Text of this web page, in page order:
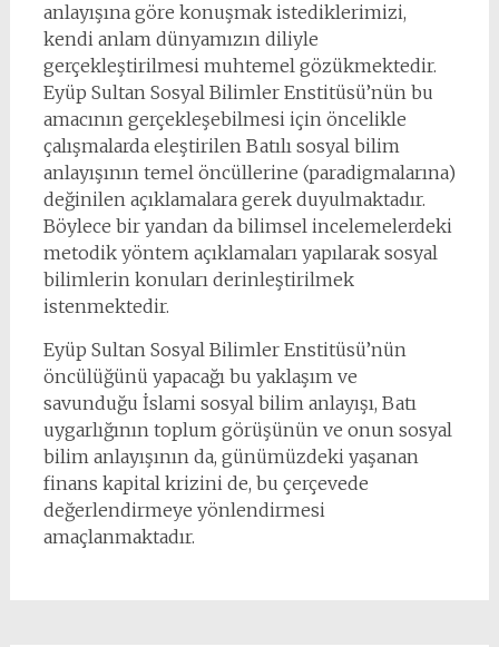
anlayışına göre konuşmak istediklerimizi,
kendi anlam dünyamızın diliyle
gerçekleştirilmesi muhtemel gözükmektedir.
Eyüp Sultan Sosyal Bilimler Enstitüsü’nün bu
amacının gerçekleşebilmesi için öncelikle
çalışmalarda eleştirilen Batılı sosyal bilim
anlayışının temel öncüllerine (paradigmalarına)
değinilen açıklamalara gerek duyulmaktadır.
Böylece bir yandan da bilimsel incelemelerdeki
metodik yöntem açıklamaları yapılarak sosyal
bilimlerin konuları derinleştirilmek
istenmektedir.
Eyüp Sultan Sosyal Bilimler Enstitüsü’nün
öncülüğünü yapacağı bu yaklaşım ve
savunduğu İslami sosyal bilim anlayışı, Batı
uygarlığının toplum görüşünün ve onun sosyal
bilim anlayışının da, günümüzdeki yaşanan
finans kapital krizini de, bu çerçevede
değerlendirmeye yönlendirmesi
amaçlanmaktadır.